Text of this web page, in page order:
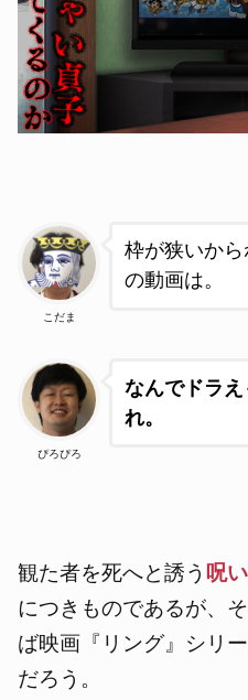
こだま
枠が狭いか
の動画は。
ぴろぴろ
なんでドラ
れ。
観た者を死へと誘う 呪
につきものであるが、
ば映画『リング』シリ
だろう 。